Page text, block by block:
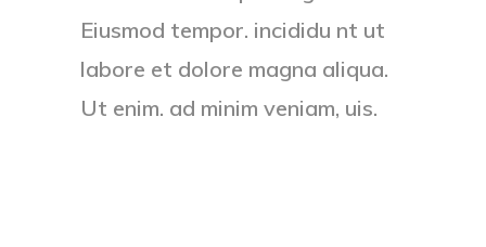
Eiusmod tempor. incididu nt ut
labore et dolore magna aliqua.
Ut enim. ad minim veniam, uis.